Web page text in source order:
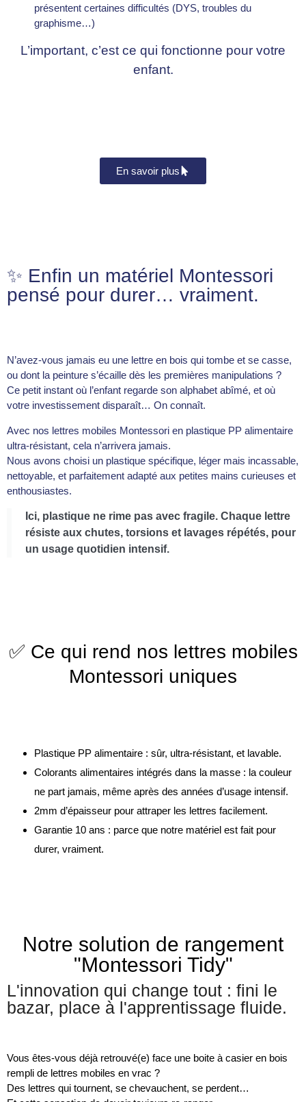
présentent certaines difficultés (DYS, troubles du
graphisme…)
L’important, c’est ce qui fonctionne pour votre
enfant.
En savoir plus
✨ Enfin un matériel Montessori
pensé pour durer… vraiment.
N’avez-vous jamais eu une lettre en bois qui tombe et se casse,
ou dont la peinture s’écaille dès les premières manipulations ?
Ce petit instant où l’enfant regarde son alphabet abîmé, et où
votre investissement disparaît… On connaît.
Avec nos lettres mobiles Montessori en plastique PP alimentaire
ultra-résistant, cela n’arrivera jamais.
Nous avons choisi un plastique spécifique, léger mais incassable,
nettoyable, et parfaitement adapté aux petites mains curieuses et
enthousiastes.
Ici, plastique ne rime pas avec fragile. Chaque lettre
résiste aux chutes, torsions et lavages répétés, pour
un usage quotidien intensif.
✅ Ce qui rend nos lettres mobiles
Montessori uniques
Plastique PP alimentaire : sûr, ultra-résistant, et lavable.
Colorants alimentaires intégrés dans la masse : la couleur
ne part jamais, même après des années d’usage intensif.
2mm d’épaisseur pour attraper les lettres facilement.
Garantie 10 ans : parce que notre matériel est fait pour
durer, vraiment.
Notre solution de rangement
"Montessori Tidy"
L'innovation qui change tout : fini le
bazar, place à l'apprentissage fluide.
Vous êtes-vous déjà retrouvé(e) face une boite à casier en bois
rempli de lettres mobiles en vrac ?
Des lettres qui tournent, se chevauchent, se perdent…